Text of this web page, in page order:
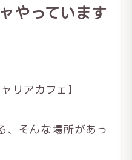
やっています
リアカフェ】
、そんな場所があっ